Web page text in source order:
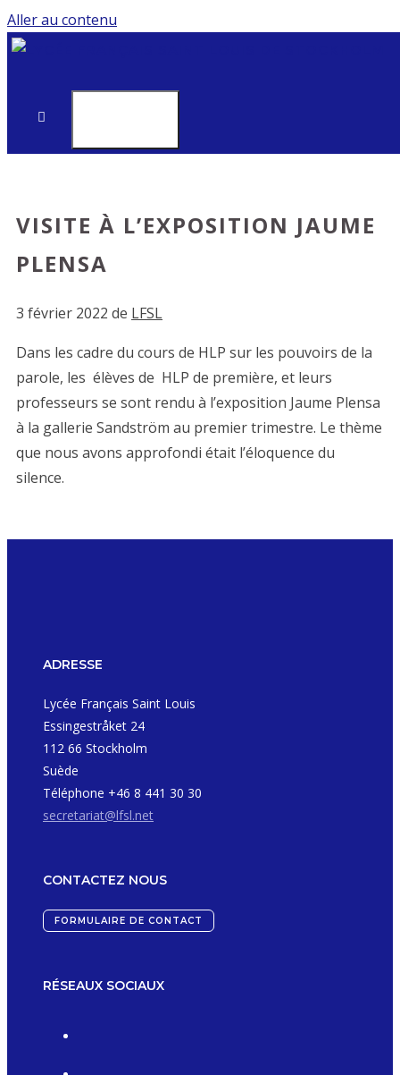
Aller au contenu
VISITE À L’EXPOSITION JAUME
PLENSA
3 février 2022 de LFSL
Dans les cadre du cours de HLP sur les pouvoirs de la
parole, les élèves de HLP de première, et leurs
professeurs se sont rendu à l’exposition Jaume Plensa
à la gallerie Sandström au premier trimestre. Le thème
que nous avons approfondi était l’éloquence du
silence.
ADRESSE
Lycée Français Saint Louis
Essingestråket 24
112 66 Stockholm
Suède
Téléphone +46 8 441 30 30
secretariat@lfsl.net
CONTACTEZ NOUS
FORMULAIRE DE CONTACT
RÉSEAUX SOCIAUX